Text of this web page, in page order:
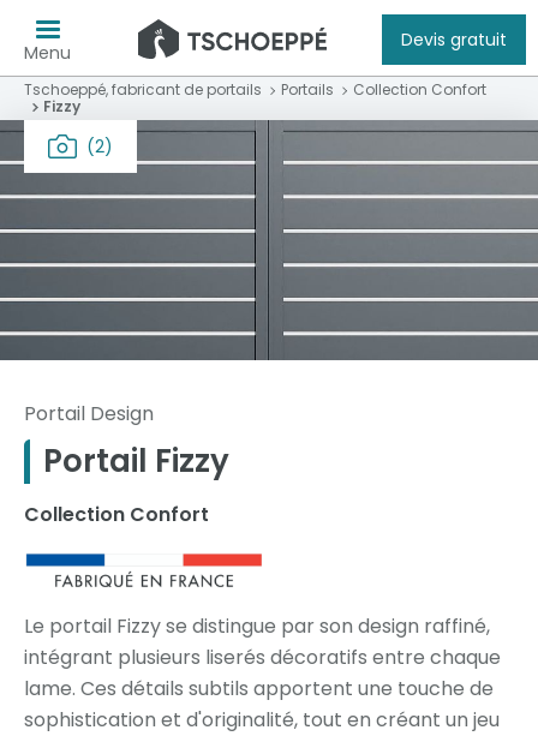
Menu
Devis gratuit
Tschoeppé, fabricant de portails Portails
Collection Confort
Fizzy
(2)
Portail Design
Portail Fizzy
Collection Confort
Le portail Fizzy se distingue par son design raffiné,
intégrant plusieurs liserés décoratifs entre chaque
lame. Ces détails subtils apportent une touche de
sophistication et d'originalité, tout en créant un jeu